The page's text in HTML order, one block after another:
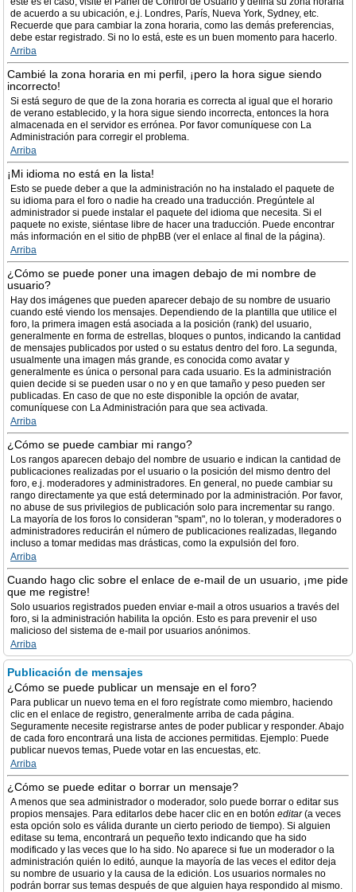
de acuerdo a su ubicación, e.j. Londres, París, Nueva York, Sydney, etc.
Recuerde que para cambiar la zona horaria, como las demás preferencias,
debe estar registrado. Si no lo está, este es un buen momento para hacerlo.
Arriba
Cambié la zona horaria en mi perfil, ¡pero la hora sigue siendo
incorrecto!
Si está seguro de que de la zona horaria es correcta al igual que el horario
de verano establecido, y la hora sigue siendo incorrecta, entonces la hora
almacenada en el servidor es errónea. Por favor comuníquese con La
Administración para corregir el problema.
Arriba
¡Mi idioma no está en la lista!
Esto se puede deber a que la administración no ha instalado el paquete de
su idioma para el foro o nadie ha creado una traducción. Pregúntele al
administrador si puede instalar el paquete del idioma que necesita. Si el
paquete no existe, siéntase libre de hacer una traducción. Puede encontrar
más información en el sitio de phpBB (ver el enlace al final de la página).
Arriba
¿Cómo se puede poner una imagen debajo de mi nombre de
usuario?
Hay dos imágenes que pueden aparecer debajo de su nombre de usuario
cuando esté viendo los mensajes. Dependiendo de la plantilla que utilice el
foro, la primera imagen está asociada a la posición (rank) del usuario,
generalmente en forma de estrellas, bloques o puntos, indicando la cantidad
de mensajes publicados por usted o su estatus dentro del foro. La segunda,
usualmente una imagen más grande, es conocida como avatar y
generalmente es única o personal para cada usuario. Es la administración
quien decide si se pueden usar o no y en que tamaño y peso pueden ser
publicadas. En caso de que no este disponible la opción de avatar,
comuníquese con La Administración para que sea activada.
Arriba
¿Cómo se puede cambiar mi rango?
Los rangos aparecen debajo del nombre de usuario e indican la cantidad de
publicaciones realizadas por el usuario o la posición del mismo dentro del
foro, e.j. moderadores y administradores. En general, no puede cambiar su
rango directamente ya que está determinado por la administración. Por favor,
no abuse de sus privilegios de publicación solo para incrementar su rango.
La mayoría de los foros lo consideran "spam", no lo toleran, y moderadores o
administradores reducirán el número de publicaciones realizadas, llegando
incluso a tomar medidas mas drásticas, como la expulsión del foro.
Arriba
Cuando hago clic sobre el enlace de e-mail de un usuario, ¡me pide
que me registre!
Solo usuarios registrados pueden enviar e-mail a otros usuarios a través del
foro, si la administración habilita la opción. Esto es para prevenir el uso
malicioso del sistema de e-mail por usuarios anónimos.
Arriba
Publicación de mensajes
¿Cómo se puede publicar un mensaje en el foro?
Para publicar un nuevo tema en el foro regístrate como miembro, haciendo
clic en el enlace de registro, generalmente arriba de cada página.
Seguramente necesite registrarse antes de poder publicar y responder. Abajo
de cada foro encontrará una lista de acciones permitidas. Ejemplo: Puede
publicar nuevos temas, Puede votar en las encuestas, etc.
Arriba
¿Cómo se puede editar o borrar un mensaje?
A menos que sea administrador o moderador, solo puede borrar o editar sus
propios mensajes. Para editarlos debe hacer clic en en botón editar(a veces
esta opción solo es válida durante un cierto periodo de tiempo). Si alguien
editase su tema, encontrará un pequeño texto indicando que ha sido
modificado y las veces que lo ha sido. No aparece si fue un moderador o la
administración quién lo editó, aunque la mayoría de las veces el editor deja
su nombre de usuario y la causa de la edición. Los usuarios normales no
podrán borrar sus temas después de que alguien haya respondido al mismo.